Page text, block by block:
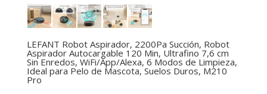
LEFANT Robot Aspirador, 2200Pa Succión, Robot
Aspirador Autocargable 120 Min, Ultrafino 7,6 cm
Sin Enredos, WiFi/App/Alexa, 6 Modos de Limpieza,
Ideal para Pelo de Mascota, Suelos Duros, M210
Pro